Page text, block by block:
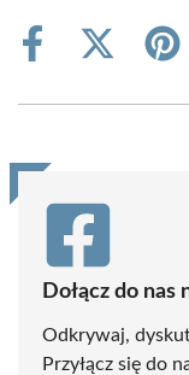
Share
Share
(Twitter)
Dołącz do nas
Odkrywaj,
Przyłącz się do